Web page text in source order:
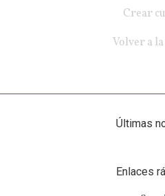
Crear
Volver a
Últimas
Enlaces